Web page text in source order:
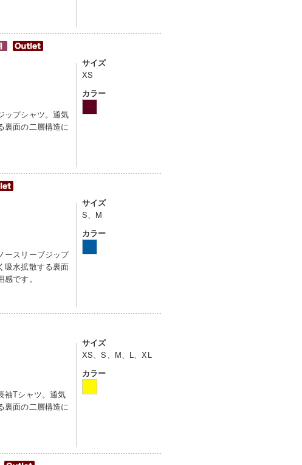
ップシャツ。通気
裏面の二層構造に
サイズ
XS
カラー
ースリーブジップ
吸水拡散する裏面
です。
サイズ
S、M
カラー
袖Tシャツ。通気
裏面の二層構造に
サイズ
XS、S、M、L、XL
カラー